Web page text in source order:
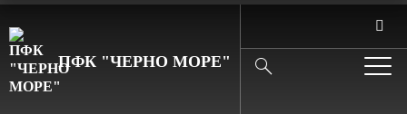
ПФК "ЧЕРНО МОРЕ" Search